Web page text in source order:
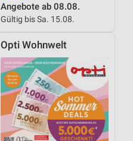
Angebote ab 08.08.
Gültig bis Sa. 15.08.
Opti Wohnwelt